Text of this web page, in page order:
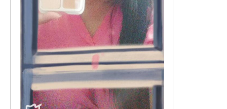
，讓速度逐漸減慢到停止 ！ 在SpaceCy
cle專業且活潑熱情的Toy老師與身材線
條緊實又漂亮的時尚健身部落客咪咪的
帶領下 ，大家隨著音樂節奏的快、慢 ，
開始動起起來了 ！ 此時 ，感覺我的大腿
肌肉逐漸活絡起來了 ！? 過程中 ，老師
也不斷提醒 ，覺得累了 ，就放慢速度 、
調整呼吸 。 現場服務人員也向前 、逐一
詢問身體有沒有不舒服 ！超暖心的 ！❤